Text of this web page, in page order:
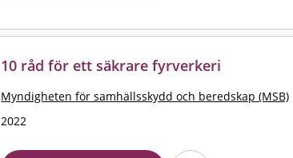
10 råd för ett säkrare fyrverkeri
Myndigheten för samhällsskydd och beredskap (MSB)
2022